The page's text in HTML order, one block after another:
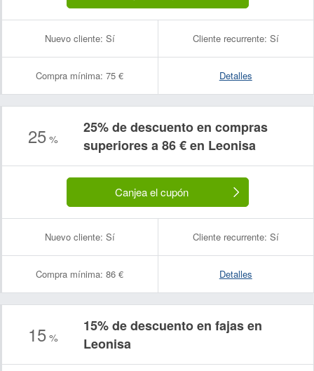
Nuevo cliente: Sí Cliente recurrente: Sí
Compra mínima: 75 € Detalles
25 %
25% de descuento en compras
superiores a 86 € en Leonisa
Canjea el cupón
Nuevo cliente: Sí Cliente recurrente: Sí
Compra mínima: 86 € Detalles
15 %
15% de descuento en fajas en
Leonisa